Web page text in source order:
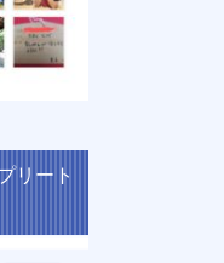
リート